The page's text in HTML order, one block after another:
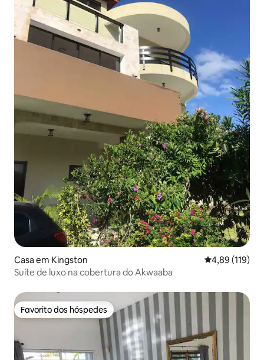
Casa em Kingston Classificação
4,89 (119)
Suíte de luxo na cobertura do Akwaaba
Favorito dos hóspedes
Favorito dos hóspedes